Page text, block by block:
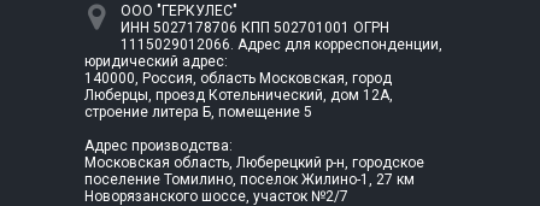
ООО "ГЕРКУЛЕС"
ИНН 5027178706 КПП 502701001 ОГРН
1115029012066. Адрес для корреспонденции,
юридический адрес:
140000, Россия, область Московская, город
Люберцы, проезд Котельнический, дом 12А,
строение литера Б, помещение 5
Адрес производства:
Московская область, Люберецкий р-н, городское
поселение Томилино, поселок Жилино-1, 27 км
Новорязанского шоссе, участок №2/7